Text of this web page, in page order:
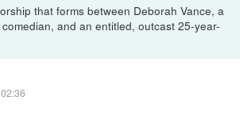
that forms between Deborah Vance, a
and an entitled, outcast 25-year-